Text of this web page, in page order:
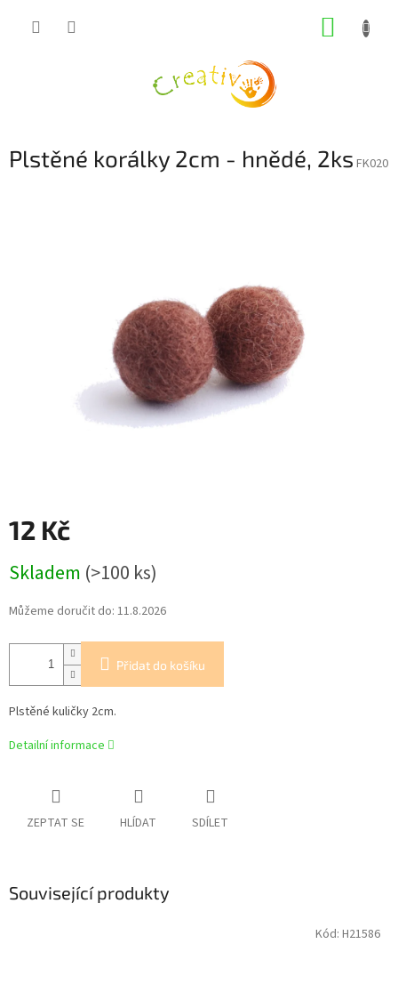
Plstěné korálky 2cm - hnědé, 2ks FK020
12 Kč
cena:
Skladem (>100 ks)
Můžeme doručit do: 11.8.2026
Přidat do košíku
Plstěné kuličky 2cm.
Detailní informace
ZEPTAT SE HLÍDAT SDÍLET
Související produkty
Kód: H21586